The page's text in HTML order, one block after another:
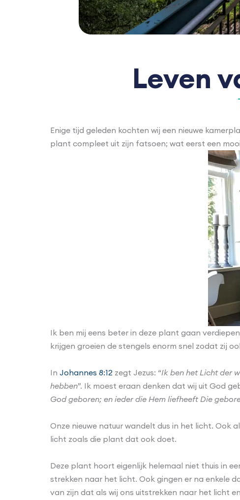
Leven
Enige tijd geleden kochten wij een nieuwe
plant compleet uit zijn fatsoen; wat eerst een
Ik ben mij eens beter in deze plant gaan
krijgen groeien de stengels enorm snel zodat zij
In Johannes 8:12 zegt Jezus: “Ik ben het Licht der
hebben”. Ik moest eraan denken dat wij uit God
God geboren; en ieder die Hem liefheeft Die
Onze nieuwe natuur wandelt dus in het licht. Ook
licht zoals die plant dat ook doet.
Deze plant hoort eigenlijk helemaal niet thuis in
strekken naar het licht. Ook gingen er na enkele
van zijn dat als wij ons uitstrekken naar het licht